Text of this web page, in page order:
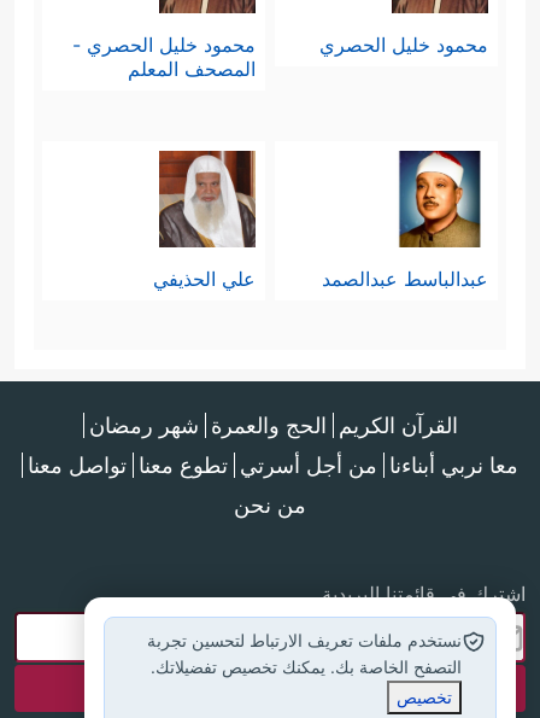
محمود خليل الحصري
محمود خليل الحصري -
المصحف المعلم
عبدالباسط عبدالصمد علي الحذيفي
القرآن الكريم الحج والعمرة شهر رمضان
معا نربي أبناءنا من أجل أسرتي تطوع معنا تواصل معنا
من نحن
اشترك في قائمتنا البريدية
نستخدم ملفات تعريف الارتباط لتحسين تجربة
التصفح الخاصة بك. يمكنك تخصيص تفضيلاتك.
تخصيص